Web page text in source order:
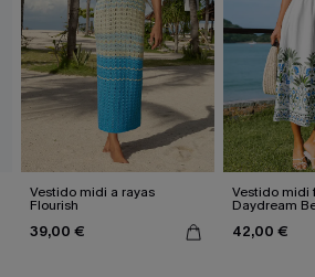
Vestido midi a rayas
Flourish
39,00 €
Vestido midi
Daydream
42,00 €